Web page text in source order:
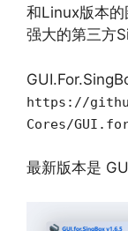
和Linux版本
强大的第三方
https://
Cores/
最新版本是